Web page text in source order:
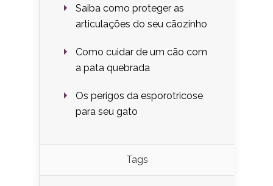
Saiba como proteger as
articulações do seu cãozinho
Como cuidar de um cão com
a pata quebrada
Os perigos da esporotricose
para seu gato
Tags